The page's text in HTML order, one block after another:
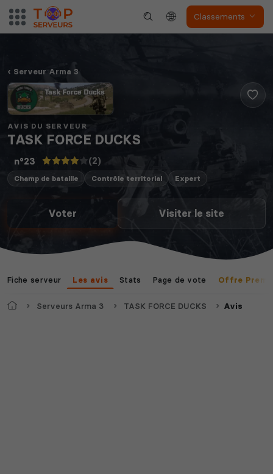
Classements
Serveur Arma 3
AVIS DU SERVEUR
TASK FORCE DUCKS
n°23 (2)
Champ de bataille Contrôle territorial Expert
Voter Visiter le site
Fiche serveur Les avis Stats Page de vote Offre
AccueilServeurs Arma 3 TASK FORCE DUCKS Avis